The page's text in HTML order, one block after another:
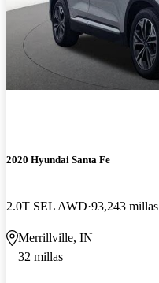
2020 Hyundai Santa Fe
2.0T SEL AWD 93,243 millas
Merrillville, IN
32 millas